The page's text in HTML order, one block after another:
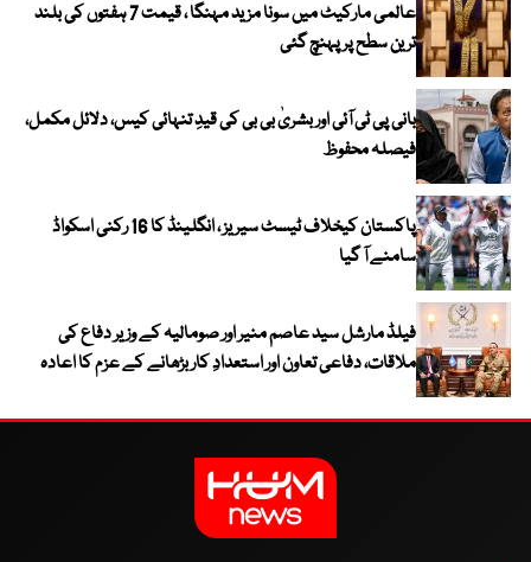
عالمی مارکیٹ میں سونا مزید مہنگا ، قیمت 7 ہفتوں کی بلند
ترین سطح پر پہنچ گئی
بانی پی ٹی آئی اور بشریٰ بی بی کی قیدِ تنہائی کیس، دلائل مکمل،
فیصلہ محفوظ
پاکستان کیخلاف ٹیسٹ سیریز ، انگلینڈ کا 16 رکنی اسکواڈ
سامنے آ گیا
فیلڈ مارشل سید عاصم منیر اور صومالیہ کے وزیر دفاع کی
ملاقات، دفاعی تعاون اور استعدادِ کار بڑھانے کے عزم کا اعادہ